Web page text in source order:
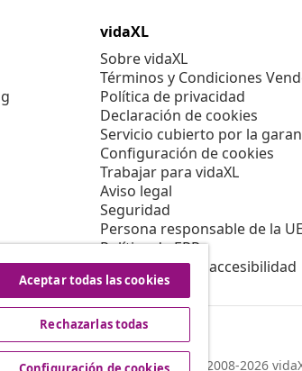
vidaXL
Sobre vidaXL
Términos y Condiciones
Política de privacidad
Declaración de cookies
Servicio cubierto por la
Configuración de cookies
Trabajar para vidaXL
Aviso legal
Seguridad
Persona responsable de la UE
Política de EPR
Información de accesibilidad
© 2008-2026
Aceptar todas las cookies
Rechazarlas todas